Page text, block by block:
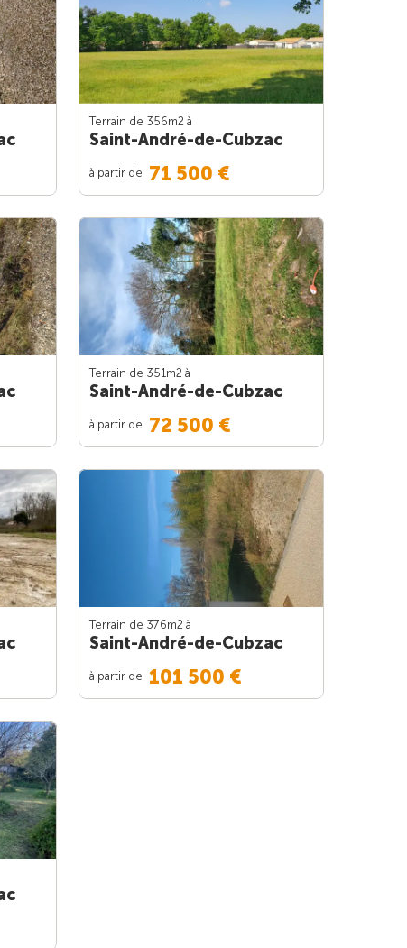
Terrain de 356m2 à
Saint-André-de-Cubzac
à partir de 71 500 €
Terrain de 351m2 à
Saint-André-de-Cubzac
à partir de 72 500 €
Terrain de 376m2 à
Saint-André-de-Cubzac
à partir de 101 500 €